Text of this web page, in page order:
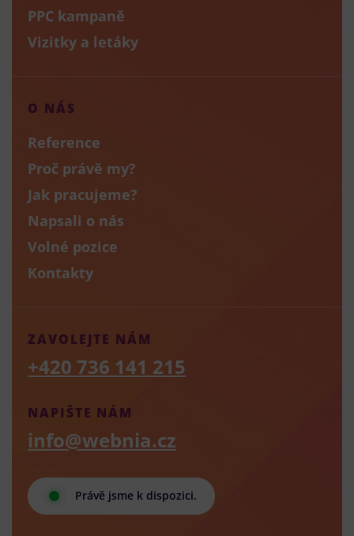
PPC kampaně
Vizitky a letáky
O NÁS
Reference
Proč právě my?
Jak pracujeme?
Napsali o nás
Volné pozice
Kontakty
Právě jsme k dispozici.
NAPIŠTE NÁM
info@webnia.cz
ZAVOLEJTE NÁM
+420 736 141 215